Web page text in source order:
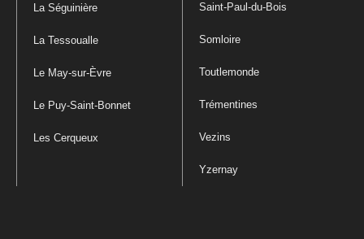
La Séguinière
La Tessoualle
Le May-sur-Èvre
Le Puy-Saint-Bonnet
Les Cerqueux
Saint-Paul-du-Bois
Somloire
Toutlemonde
Trémentines
Vezins
Yzernay